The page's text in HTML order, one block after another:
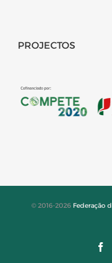
PROJECTOS
© 2016-2026 Federação